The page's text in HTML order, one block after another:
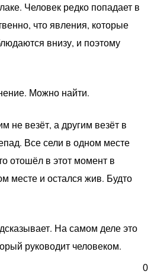
Человек редко попадает в
что явления, которые
внизу, и поэтому
Можно найти.
не везёт, а другим везёт в
Все сели в одном месте
отошёл в этот момент в
месте и остался жив. Будто
На самом деле это
руководит человеком.
0